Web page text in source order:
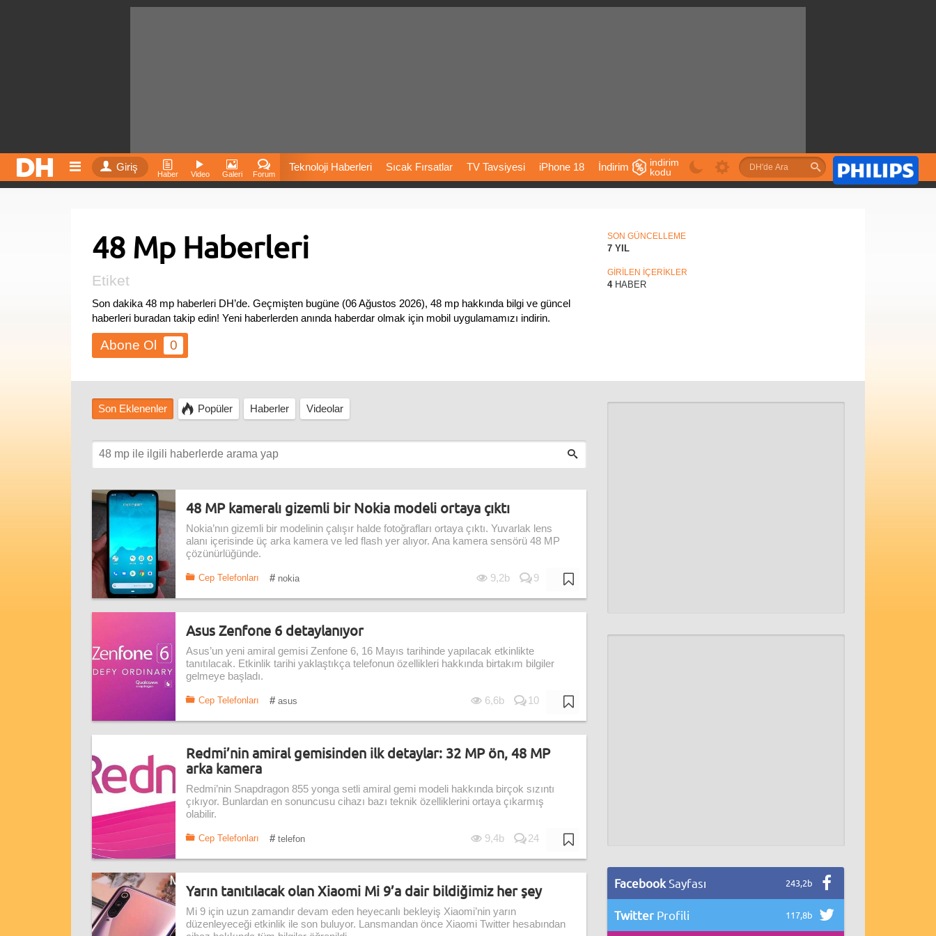
Giriş
Haber Video Galeri Forum
Teknoloji Haberleri Sıcak Fırsatlar TV Tavsiyesi iPhone 18 İndirim
Fiyatları Önerileri
indirim
kodu
48 Mp Haberleri
Etiket
Son dakika 48 mp haberleri DH’de. Geçmişten bugüne (06 Ağustos 2026), 48 mp hakkında bilgi ve güncel
haberleri buradan takip edin! Yeni haberlerden anında haberdar olmak için mobil uygulamamızı indirin.
0
SON GÜNCELLEME
7 YIL
GİRİLEN İÇERİKLER
4HABER
Son Eklenenler Popüler Haberler Videolar
48 MP kameralı gizemli bir Nokia modeli ortaya çıktı
Nokia’nın gizemli bir modelinin çalışır halde fotoğrafları ortaya çıktı. Yuvarlak lens
alanı içerisinde üç arka kamera ve led flash yer alıyor. Ana kamera sensörü 48 MP
çözünürlüğünde.
Cep Telefonları # nokia 9,2b 9
Asus Zenfone 6 detaylanıyor
Asus’un yeni amiral gemisi Zenfone 6, 16 Mayıs tarihinde yapılacak etkinlikte
tanıtılacak. Etkinlik tarihi yaklaştıkça telefonun özellikleri hakkında birtakım bilgiler
gelmeye başladı.
Cep Telefonları # asus 6,6b 10
Redmi’nin amiral gemisinden ilk detaylar: 32 MP ön, 48 MP
arka kamera
Redmi’nin Snapdragon 855 yonga setli amiral gemi modeli hakkında birçok sızıntı
çıkıyor. Bunlardan en sonuncusu cihazı bazı teknik özelliklerini ortaya çıkarmış
olabilir.
Cep Telefonları # telefon 9,4b 24
Yarın tanıtılacak olan Xiaomi Mi 9’a dair bildiğimiz her şey
Mi 9 için uzun zamandır devam eden heyecanlı bekleyiş Xiaomi’nin yarın
düzenleyeceği etkinlik ile son buluyor. Lansmandan önce Xiaomi Twitter hesabından
Facebook Sayfası 243,2b
Twitter Profili 117,8b